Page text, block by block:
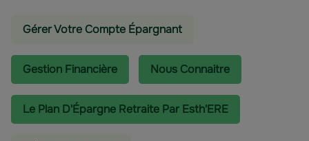
Gérer Votre Compte Épargnant
Gestion Financière Nous Connaitre
Le Plan D'Épargne Retraite Par Esth'ERE